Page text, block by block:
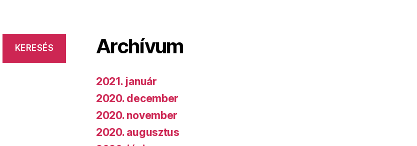
Archívum
2021. január
2020. december
2020. november
2020. augusztus